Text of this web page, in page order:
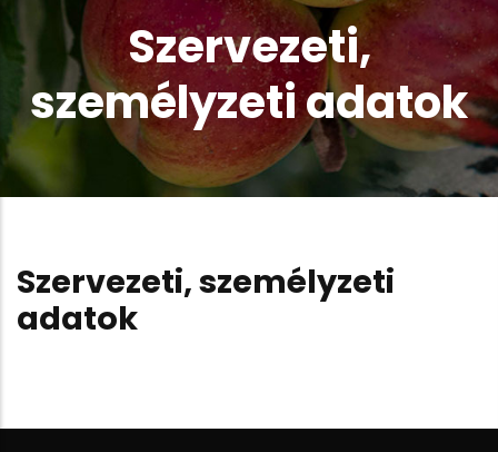
Szervezeti,
személyzeti adatok
Szervezeti, személyzeti
adatok